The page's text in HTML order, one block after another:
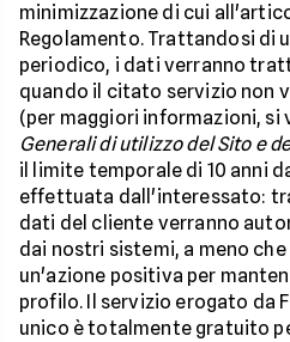
minimizzazione di cui
Regolamento. Trattandosi di
periodico, i dati verranno
quando il citato servizio non
(per maggiori informazioni, si
Generali di utilizzo del Sito e
il limite temporale di 10 anni
effettuata dall'interessato:
dati del cliente verranno
dai nostri sistemi, a meno
un'azione positiva per
profilo. Il servizio erogato da
unico è totalmente gratuito